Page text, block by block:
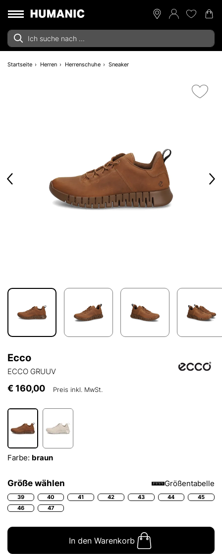
Startseite Herren Herrenschuhe Sneaker
Ecco
ECCO GRUUV
€ 160,00 Preis inkl. MwSt.
Farbe: braun
Größe wählen Größentabelle
39 40 41 42 43 44
45
46
47
In den Warenkorb